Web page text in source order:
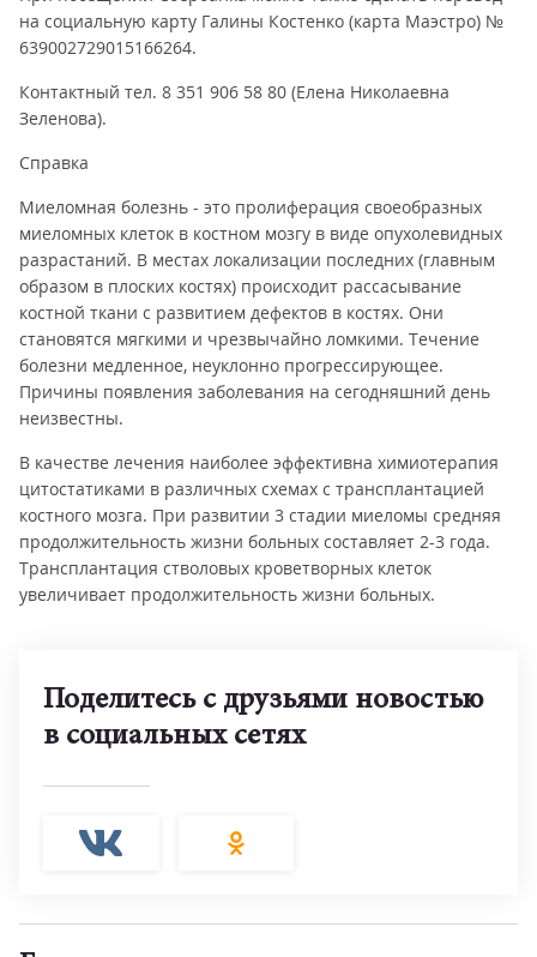
на социальную карту Галины Костенко (карта Маэстро) №
639002729015166264.
Контактный тел. 8 351 906 58 80 (Елена Николаевна
Зеленова).
Справка
Миеломная болезнь - это пролиферация своеобразных
миеломных клеток в костном мозгу в виде опухолевидных
разрастаний. В местах локализации последних (главным
образом в плоских костях) происходит рассасывание
костной ткани с развитием дефектов в костях. Они
становятся мягкими и чрезвычайно ломкими. Течение
болезни медленное, неуклонно прогрессирующее.
Причины появления заболевания на сегодняшний день
неизвестны.
В качестве лечения наиболее эффективна химиотерапия
цитостатиками в различных схемах с трансплантацией
костного мозга. При развитии 3 стадии миеломы средняя
продолжительность жизни больных составляет 2-3 года.
Трансплантация стволовых кроветворных клеток
увеличивает продолжительность жизни больных.
Поделитесь с друзьями новостью
в социальных сетях